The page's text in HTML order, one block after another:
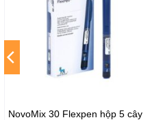
NovoMix 30 Flexpen hộp 5 cây